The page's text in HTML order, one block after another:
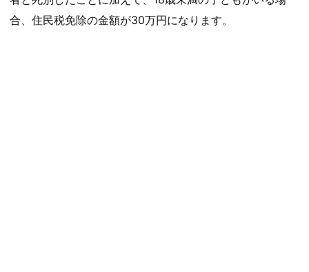
合、住民税免除の金額が30万円になります。